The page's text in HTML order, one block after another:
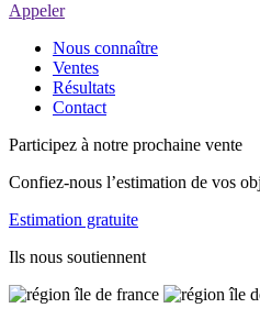
Appeler
Nous connaître
Ventes
Résultats
Contact
Participez à notre prochaine vente
Confiez-nous l’estimation de vos
Estimation gratuite
Ils nous soutiennent